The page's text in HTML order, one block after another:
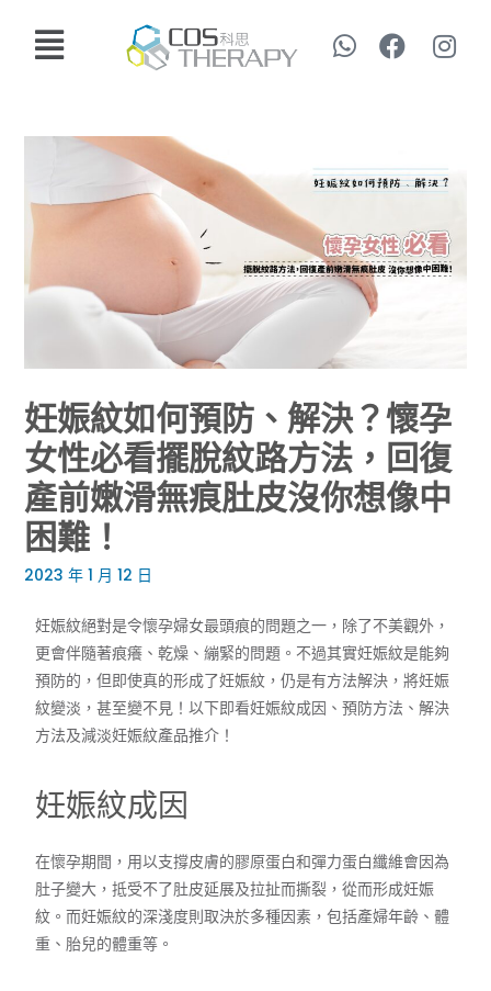
妊娠紋如何預防、解決？懷孕
女性必看擺脫紋路方法，回復
產前嫩滑無痕肚皮沒你想像中
困難！
2023 年 1 月 12 日
​妊娠紋​絕對是令懷孕婦女最頭痕的問題之一，除了不美觀外，
更會伴隨著痕癢、乾燥、繃緊的問題。不過其實妊娠紋是能夠
預防的，但即使真的形成了妊娠紋，仍是有方法解決，將妊娠
紋變淡，甚至變不見！以下即看妊娠紋成因、預防方法、解決
方法及減淡妊娠紋產品推介！
妊娠紋成因
在懷孕期間，用以支撐皮膚的膠原蛋白和彈力蛋白纖維會因為
肚子變大，抵受不了肚皮延展及拉扯而撕裂，從而形成妊娠
紋。而妊娠紋的深淺度則取決於多種因素，包括產婦年齡、體
重、胎兒的體重等。